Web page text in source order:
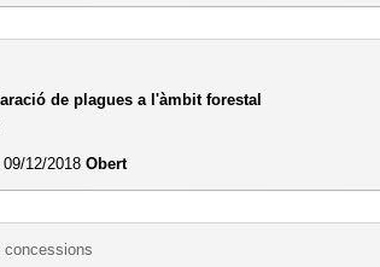
de plagues a l'àmbit forestal
09/12/2018Obert